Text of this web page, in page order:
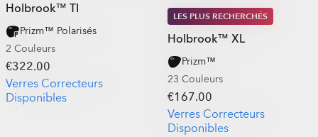
Holbrook™ TI
Prizm™ Polarisés
2 Couleurs
€322.00
Verres Correcteurs
Disponibles
LES PLUS RECHERCHÉS
Holbrook™ XL
Prizm™
23 Couleurs
€167.00
Verres Correcteurs
Disponibles